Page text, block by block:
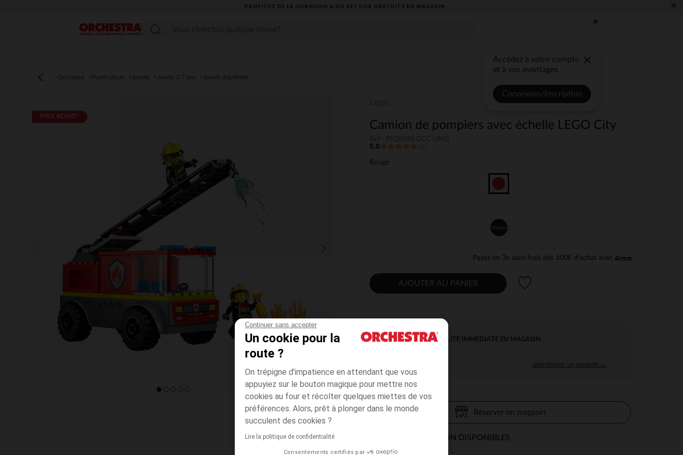
Continuer sans accepter
Un cookie pour la
route ?
On trépigne d'impatience en attendant que vous
appuyiez sur le bouton magique pour mettre nos
cookies au four et récolter quelques miettes de vos
préférences. Alors, prêt à plonger dans le monde
succulent des cookies ?
Lire la politique de confidentialité
Consentements certifiés par
PROFITEZ DE LA LIVRAISON & DU RETOUR GRATUITS EN MAGASIN​ ×
Menu
Accédez à votre compte
et à vos avantages
Connexion/Inscription
Orchestra Puériculture Jouets Jouets 2-7 ans Jouets d'activités
PRIX ROND*
Camion de pompiers avec échelle LEGO City
5.0
Rouge
Unique
Payez en 3x sans frais dès 100€ d'achat avec
AJOUTER AU PANIER
DISPONIBILITÉ IMMÉDIATE EN MAGASIN
sélectionner un magasin →
Réserver en magasin
MODES DE LIVRAISON DISPONIBLES